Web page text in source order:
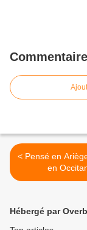
< Pensé en Ariège, fabriqué
en
Hébergé par